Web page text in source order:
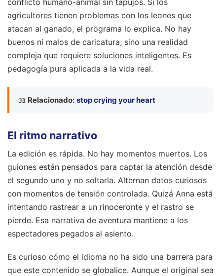
conflicto humano-animal sin tapujos. Si los
agricultores tienen problemas con los leones que
atacan al ganado, el programa lo explica. No hay
buenos ni malos de caricatura, sino una realidad
compleja que requiere soluciones inteligentes. Es
pedagogía pura aplicada a la vida real.
📖 Relacionado: stop crying your heart
El ritmo narrativo
La edición es rápida. No hay momentos muertos. Los
guiones están pensados para captar la atención desde
el segundo uno y no soltarla. Alternan datos curiosos
con momentos de tensión controlada. Quizá Anna está
intentando rastrear a un rinoceronte y el rastro se
pierde. Esa narrativa de aventura mantiene a los
espectadores pegados al asiento.
Es curioso cómo el idioma no ha sido una barrera para
que este contenido se globalice. Aunque el original sea